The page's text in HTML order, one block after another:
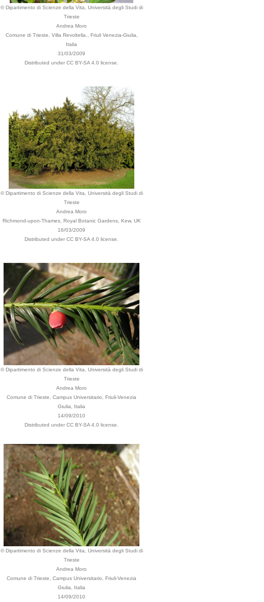
© Dipartimento di Scienze della Vita, Università degli Studi di
Trieste
Andrea Moro
Comune di Trieste, Villa Revoltella., Friuli Venezia-Giulia,
Italia
31/03/2009
Distributed under CC BY-SA 4.0 license.
© Dipartimento di Scienze della Vita, Università degli Studi di
Trieste
Andrea Moro
Richmond-upon-Thames, Royal Botanic Gardens, Kew, UK
16/03/2009
Distributed under CC BY-SA 4.0 license.
© Dipartimento di Scienze della Vita, Università degli Studi di
Trieste
Andrea Moro
Comune di Trieste, Campus Universitario, Friuli-Venezia
Giulia, Italia
14/09/2010
Distributed under CC BY-SA 4.0 license.
© Dipartimento di Scienze della Vita, Università degli Studi di
Trieste
Andrea Moro
Comune di Trieste, Campus Universitario, Friuli-Venezia
Giulia, Italia
14/09/2010